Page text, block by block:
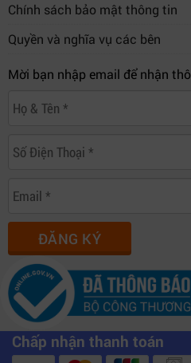
Chính sách bảo mật thông tin
Quyền và nghĩa vụ các bên
Mời bạn nhập email để nhận
ĐĂNG KÝ
Chấp nhận thanh toán